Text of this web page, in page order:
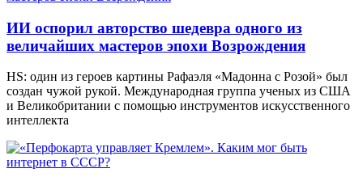
ИИ оспорил авторство шедевра одного из
величайших мастеров эпохи Возрождения
HS: один из героев картины Рафаэля «Мадонна с Розой» был
создан чужой рукой. Международная группа ученых из США
и Великобритании с помощью инструментов искусственного
интеллекта